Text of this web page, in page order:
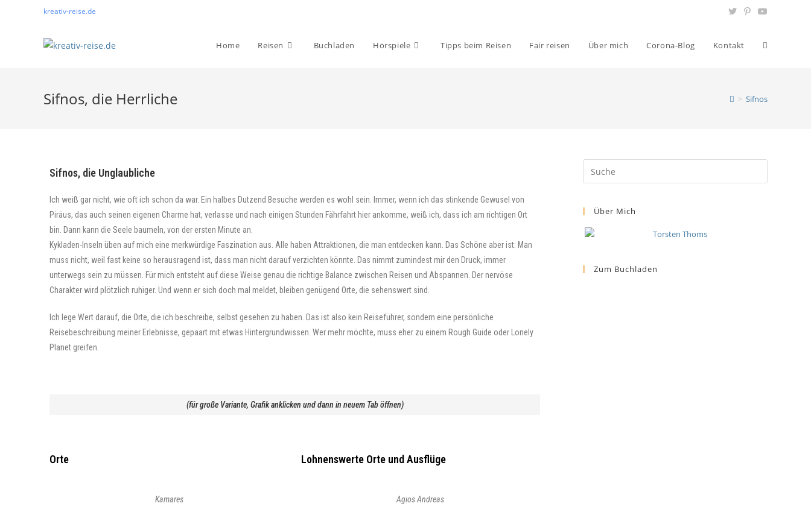
kreativ-reise.de
Home Reisen Buchladen Hörspiele Tipps beim Reisen Fair reisen Über mich Corona-Blog Kontakt
Sifnos, die Herrliche > Sifnos
Sifnos, die Unglaubliche
Ich weiß gar nicht, wie oft ich schon da war. Ein halbes Dutzend Besuche werden es wohl sein. Immer, wenn ich das stinkende Gewusel von
Piräus, das auch seinen eigenen Charme hat, verlasse und nach einigen Stunden Fährfahrt hier ankomme, weiß ich, dass ich am richtigen Ort
bin. Dann kann die Seele baumeln, von der ersten Minute an.
Kykladen-Inseln üben auf mich eine merkwürdige Faszination aus. Alle haben Attraktionen, die man entdecken kann. Das Schöne aber ist: Man
muss nicht, weil fast keine so herausragend ist, dass man nicht darauf verzichten könnte. Das nimmt zumindest mir den Druck, immer
unterwegs sein zu müssen. Für mich entsteht auf diese Weise genau die richtige Balance zwischen Reisen und Abspannen. Der nervöse
Charakter wird plötzlich ruhiger. Und wenn er sich doch mal meldet, bleiben genügend Orte, die sehenswert sind.
Ich lege Wert darauf, die Orte, die ich beschreibe, selbst gesehen zu haben. Das ist also kein Reiseführer, sondern eine persönliche
Reisebeschreibung meiner Erlebnisse, gepaart mit etwas Hintergrundwissen. Wer mehr möchte, muss eher zu einem Rough Guide oder Lonely
Planet greifen.
(für große Variante, Grafik anklicken und dann in neuem Tab öffnen)
Orte
Kamares
Lohnenswerte Orte und Ausflüge
Agios Andreas
Über Mich
Zum Buchladen